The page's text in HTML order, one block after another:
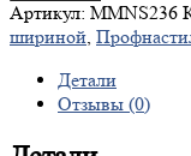
Артикул: MMNS236
шириной,
Детали
Отзывы (0)